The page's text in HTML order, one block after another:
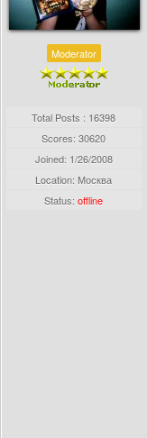
Moderator
Total Posts : 16398
Scores: 30620
Joined: 1/26/2008
Location: Москва
Status:offline